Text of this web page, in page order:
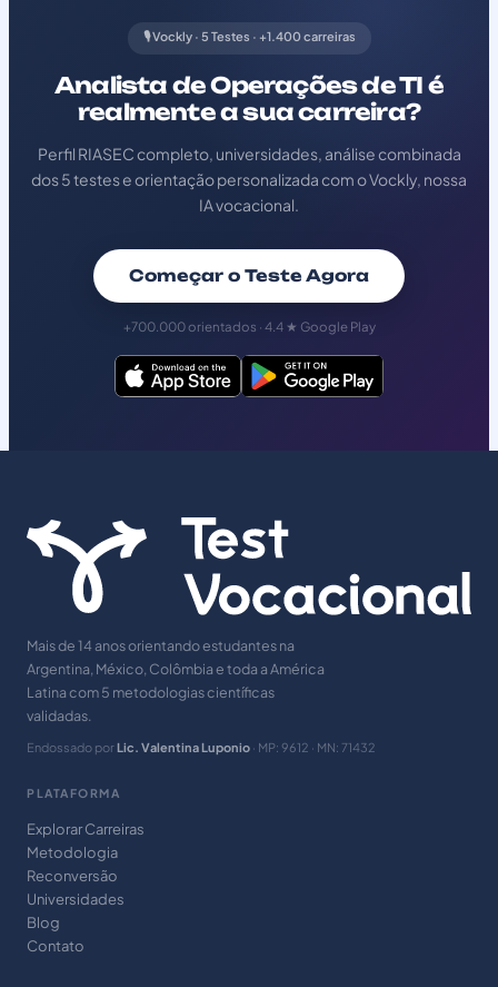
🎙️ Vockly · 5 Testes · +1.400 carreiras
Analista de Operações de TI é
realmente a sua carreira?
Perfil RIASEC completo, universidades, análise combinada
dos 5 testes e orientação personalizada com o Vockly, nossa
IA vocacional.
Começar o Teste Agora
+700.000 orientados · 4.4 ★ Google Play
Mais de 14 anos orientando estudantes na
Argentina, México, Colômbia e toda a América
Latina com 5 metodologias científicas
validadas.
Endossado por Lic. Valentina Luponio · MP: 9612 · MN: 71432
PLATAFORMA
Explorar Carreiras
Metodologia
Reconversão
Universidades
Blog
Contato